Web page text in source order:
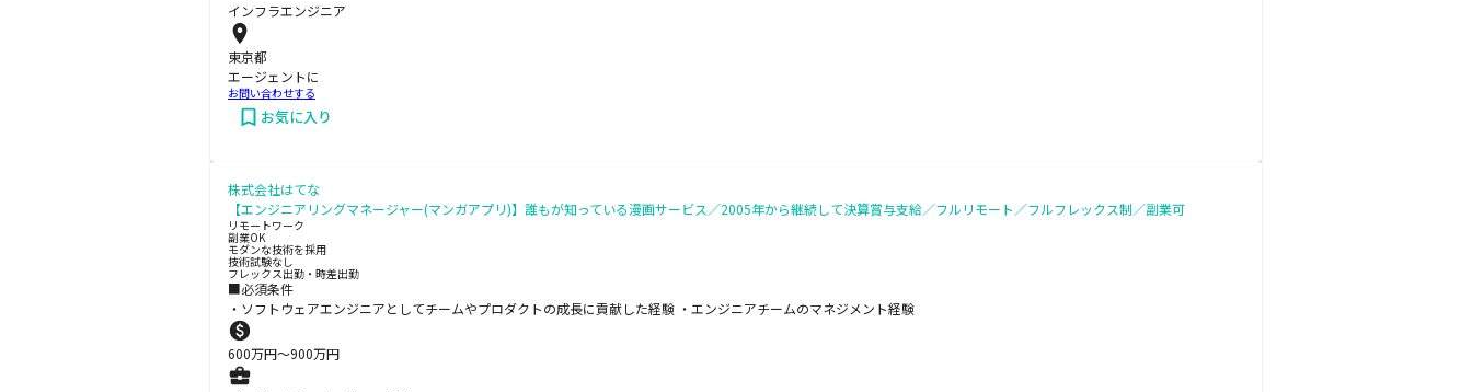
インフラエンジニア
東京都
エージェントに
お問い合わせする
お気に入り
株式会社はてな
【エンジニアリングマネージャー(マンガアプリ)】誰もが知っている漫画サービス／2005年から継続して決算賞与支給／フルリモート／フルフレックス制／副業可
リモートワーク
副業OK
モダンな技術を採用
技術試験なし
フレックス出勤・時差出勤
■必須条件
・ソフトウェアエンジニアとしてチームやプロダクトの成長に貢献した経験 ・エンジニアチームのマネジメント経験
600万円〜900万円